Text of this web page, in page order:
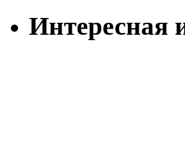
Интересная